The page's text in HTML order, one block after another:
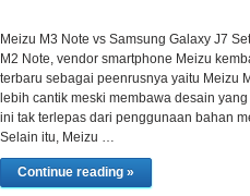
Meizu M3 Note vs Samsung Galaxy J7
M2 Note, vendor smartphone Meizu
terbaru sebagai peenrusnya yaitu Meizu
lebih cantik meski membawa desain
ini tak terlepas dari penggunaan bahan
Selain itu, Meizu …
Continue reading »